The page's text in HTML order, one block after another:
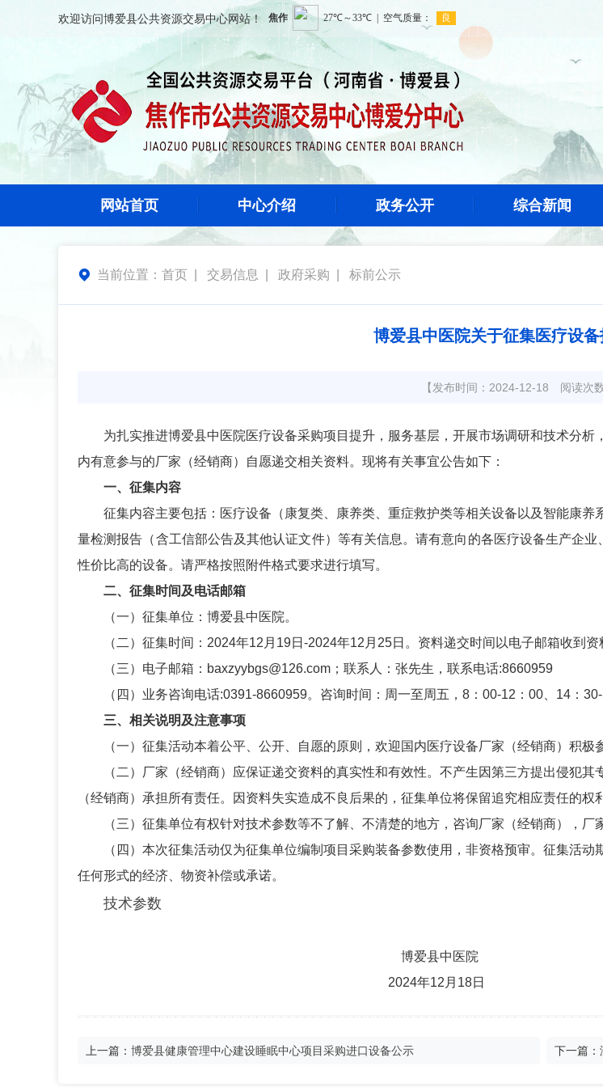
欢迎访问博爱县公共资源交易中心网站！
网站首页 中心介绍 政务公开 综合新闻
 当前位置： 首页 交易信息 政府采购 标前公示
博爱县中医院关于征集医疗设
【发布时间：2024-12-18 阅读次
为扎实推进博爱县中医院医疗设备采购项目提升，服务基层，开展市场调研和技术分
内有意参与的厂家（经销商）自愿递交相关资料。现将有关事宜公告如下：
一、征集内容
征集内容主要包括：医疗设备（康复类、康养类、重症救护类等相关设备以及智能康
量检测报告（含工信部公告及其他认证文件）等有关信息。请有意向的各医疗设备生产企业
性价比高的设备。请严格按照附件格式要求进行填写。
二、征集时间及电话邮箱
（一）征集单位：博爱县中医院。
（二）征集时间： 2024年12月19日-2024年12月25日。资料递交时间以电子邮箱收到资
（三）电子邮箱： baxzyybgs@126.com；联系人：张先生，联系电话:8660959
（四）业务咨询电话:0391-8660959。咨询时间：周一至周五，8：00-12：00、14：
三、相关说明及注意事项
（一）征集活动本着公平、公开、自愿的原则，欢迎国内医疗设备厂家（经销商）积极
（二）厂家（经销商）应保证递交资料的真实性和有效性。不产生因第三方提出侵犯
（经销商）承担所有责任。因资料失实造成不良后果的，征集单位将保留追究相应责任的权
（三）征集单位有权针对技术参数等不了解、不清楚的地方，咨询厂家（经销商），
（四）本次征集活动仅为征集单位编制项目采购装备参数使用，非资格预审。征集活
任何形式的经济、物资补偿或承诺。
技术参数
博爱县中医院
2024年12月18日
上一篇： 博爱县健康管理中心建设睡眠中心项目采购进口设备公示 下一篇：